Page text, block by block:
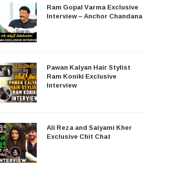
Ram Gopal Varma Exclusive
Interview – Anchor Chandana
Pawan Kalyan Hair Stylist
Ram Koniki Exclusive
Interview
Ali Reza and Saiyami Kher
Exclusive Chit Chat